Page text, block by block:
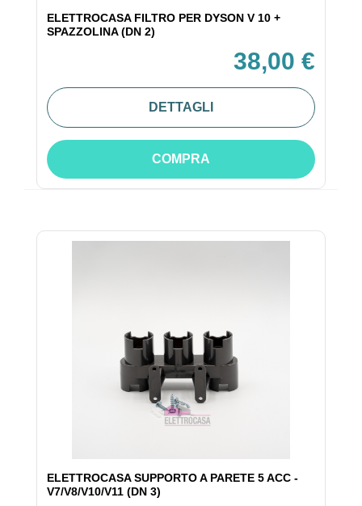
ELETTROCASA FILTRO PER DYSON V 10 +
SPAZZOLINA (DN 2)
38,00 €
DETTAGLI
COMPRA
ELETTROCASA SUPPORTO A PARETE 5 ACC -
V7/V8/V10/V11 (DN 3)